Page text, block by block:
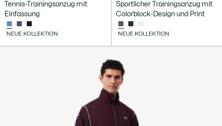
Tennis-Trainingsanzug mit
Einfassung
NEUE KOLLEKTION
Sportlicher Trainingsanzug mit
Colorblock-Design und Print
NEUE KOLLEKTION